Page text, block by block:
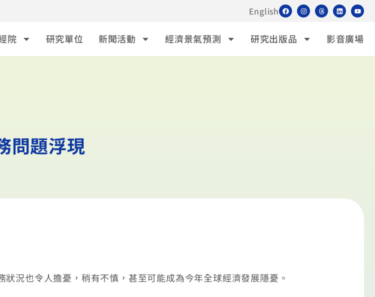
English
院 研究單位 新聞活動 經濟景氣預測 研究出版品 影音廣場
問題浮現
也令人擔憂，稍有不慎，甚至可能成為今年全球經濟發展隱憂。